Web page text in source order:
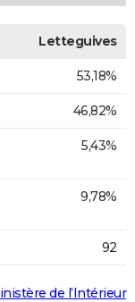
Letteguives
53,18%
46,82%
5,43%
9,78%
92
de l’Intérieur